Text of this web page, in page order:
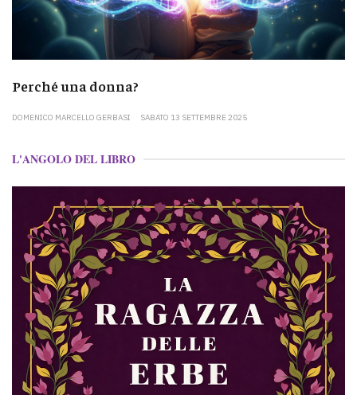
Perché una donna?
DOMENICO MARCELLO GERBASI SABATO 13 SETTEMBRE 2025
L'ANGOLO DEL LIBRO